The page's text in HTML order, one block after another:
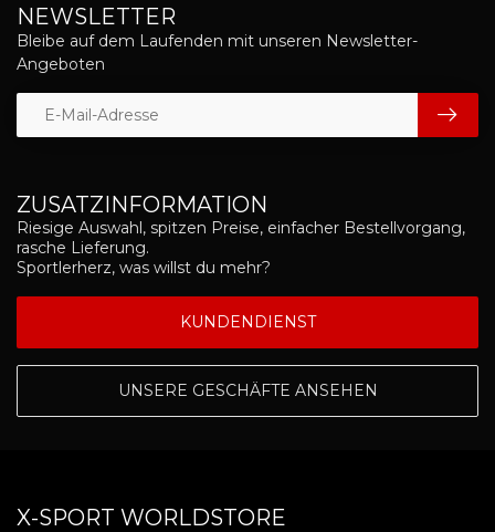
ZUSATZINFORMATION
Riesige Auswahl, spitzen Preise, einfacher Bestellvorgang,
rasche Lieferung.
Sportlerherz, was willst du mehr?
KUNDENDIENST
UNSERE GESCHÄFTE ANSEHEN
NEWSLETTER
Bleibe auf dem Laufenden mit unseren Newsletter-
Angeboten
X-SPORT WORLDSTORE